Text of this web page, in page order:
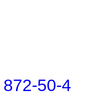
50-4